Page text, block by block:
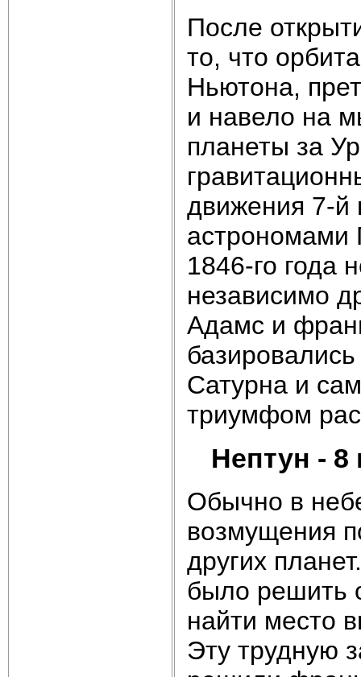
После
то, что
Ньютона,
и навело на
планеты за
движения 7-й
астрономами
1846-го года
независимо
Адамс и
Сатурна и
триумфом
Нептун - 8
Обычно в
возмущения
других
было решить
найти место
Эту трудную